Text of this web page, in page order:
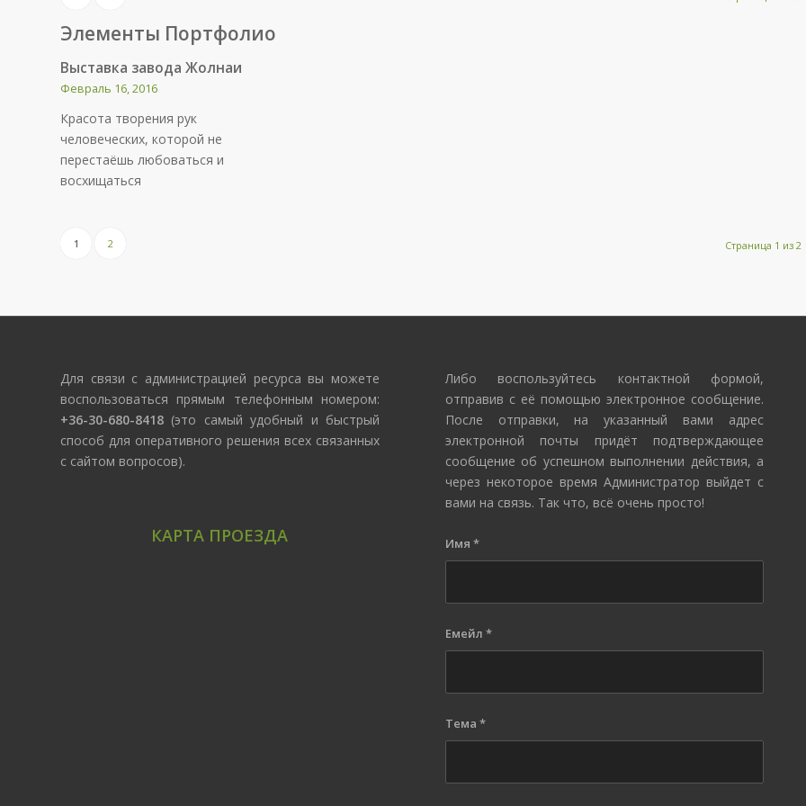
Элементы Портфолио
Выставка завода Жолнаи
Февраль 16, 2016
Красота творения рук
человеческих, которой не
перестаёшь любоваться и
восхищаться
Страница 1 из 2
1 2
Для связи с администрацией ресурса вы можете
воспользоваться прямым телефонным номером:
+36-30-680-8418 (это самый удобный и быстрый
способ для оперативного решения всех связанных
с сайтом вопросов).
КАРТА ПРОЕЗДА
Либо воспользуйтесь контактной формой,
отправив с её помощью электронное сообщение.
После отправки, на указанный вами адрес
электронной почты придёт подтверждающее
сообщение об успешном выполнении действия, а
через некоторое время Администратор выйдет с
вами на связь. Так что, всё очень просто!
Имя *
Емейл *
Тема *